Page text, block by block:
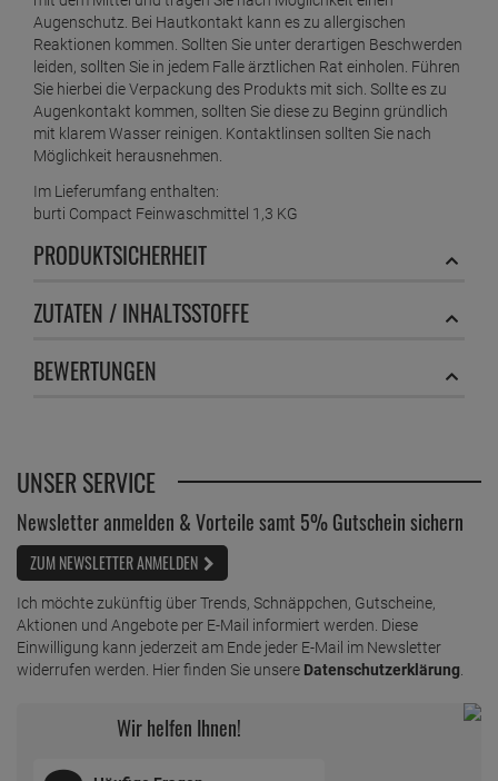
Augenschutz. Bei Hautkontakt kann es zu allergischen
Reaktionen kommen. Sollten Sie unter derartigen Beschwerden
leiden, sollten Sie in jedem Falle ärztlichen Rat einholen. Führen
Sie hierbei die Verpackung des Produkts mit sich. Sollte es zu
Augenkontakt kommen, sollten Sie diese zu Beginn gründlich
mit klarem Wasser reinigen. Kontaktlinsen sollten Sie nach
Möglichkeit herausnehmen.
Im Lieferumfang enthalten:
burti Compact Feinwaschmittel 1,3 KG
PRODUKTSICHERHEIT
ZUTATEN / INHALTSSTOFFE
BEWERTUNGEN
UNSER SERVICE
Newsletter anmelden & Vorteile samt 5% Gutschein sichern
ZUM NEWSLETTER ANMELDEN
Ich möchte zukünftig über Trends, Schnäppchen, Gutscheine,
Aktionen und Angebote per E-Mail informiert werden. Diese
Einwilligung kann jederzeit am Ende jeder E-Mail im Newsletter
widerrufen werden. Hier finden Sie unsere Datenschutzerklärung
Wir helfen Ihnen!